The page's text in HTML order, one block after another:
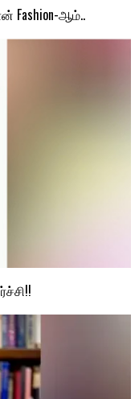
Fashion-ஆம்..